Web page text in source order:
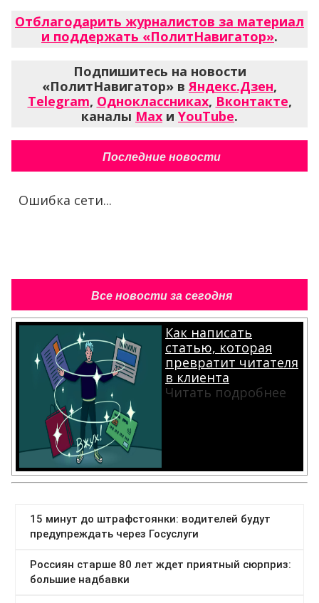
Отблагодарить журналистов за материал
и поддержать «ПолитНавигатор».
Подпишитесь на новости
«ПолитНавигатор» вЯндекс.Дзен,
Telegram, Одноклассниках, Вконтакте,
каналы Max и YouTube.
Последние новости
Ошибка сети...
Все новости за сегодня
Как написать
статью, которая
превратит читателя
в клиента
Читать подробнее